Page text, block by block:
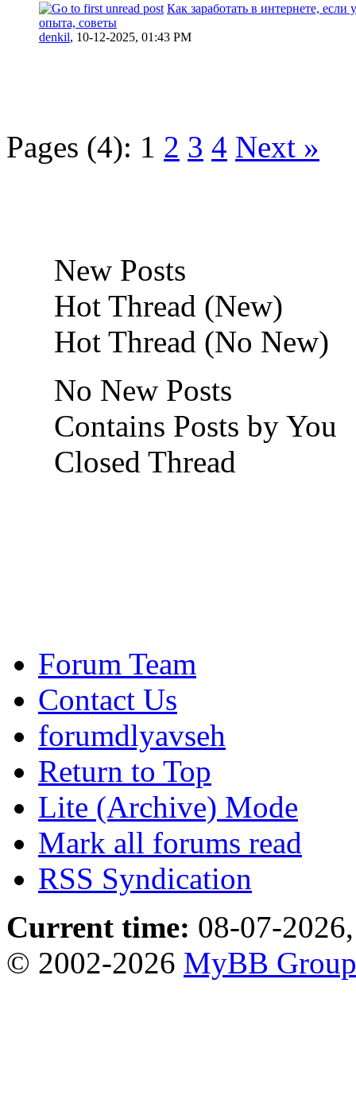
Как заработать в интернете, если
опыта, советы
denkil, 10-12-2025, 01:43 PM
Pages (4): 1 2 3 4 Next »
New Posts
Hot Thread (New)
Hot Thread (No New)
No New Posts
Contains Posts by You
Closed Thread
Forum Team
Contact Us
forumdlyavseh
Return to Top
Lite (Archive) Mode
Mark all forums read
RSS Syndication
Current time: 08-07-
© 2002-2026 MyBB Group